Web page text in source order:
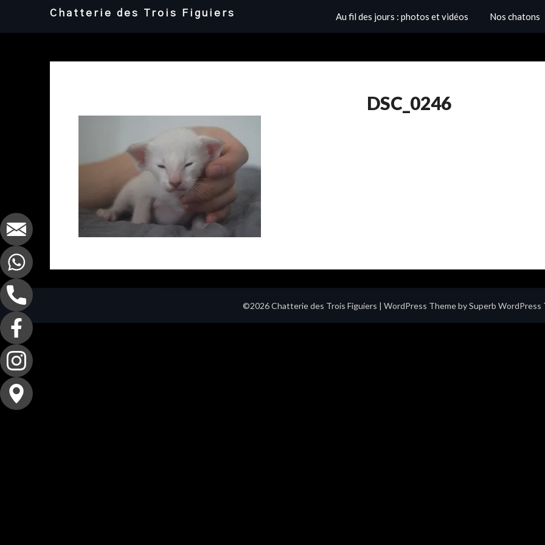
Chatterie des Trois Figuiers Au fil des jours : photos et vidéos Nos chatons
DSC_0246
©2026 Chatterie des Trois Figuiers | WordPress Theme bySuperb WordPress